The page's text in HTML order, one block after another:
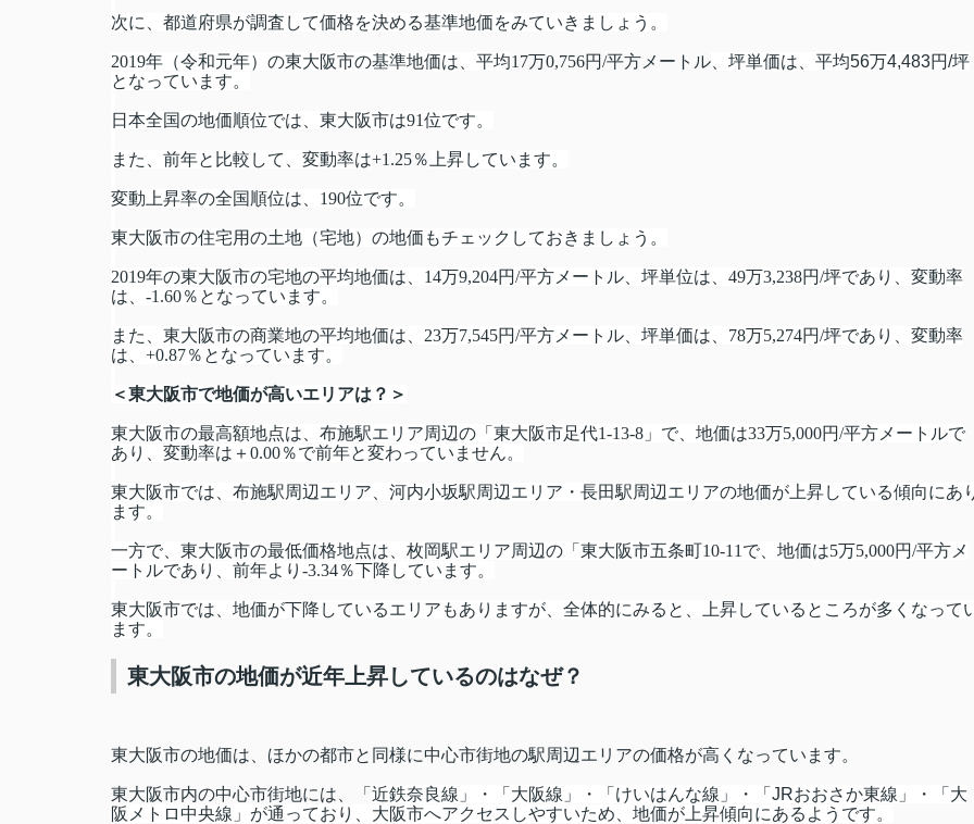
次に、都道府県が調査して価格を決める基準地価をみていきましょう。
2019年（令和元年）の東大阪市の基準地価は、平均17万0,756円/平方メートル 、坪単価は、平均56万4,483円/坪
となっています。
日本全国の地価順位では、東大阪市は91位です。
また、前年と比較して、変動率は+1.25％ 上昇しています。
変動上昇率の全国順位は、190位です。
東大阪市の住宅用の土地（宅地）の地価もチェックしておきましょう。
2019年の東大阪市の宅地の平均地価は、14万9,204円/平方メートル、坪単位は、49万3,238円/坪であり、変動率
は、-1.60％となっています。
また、東大阪市の商業地の平均地価は、23万7,545円/平方メートル、坪単価は、78万5,274円/坪であり、変動率
は、+0.87％となっています。
＜東大阪市で地価が高いエリアは？＞
東大阪市の最高額地点は、布施駅エリア周辺の「東大阪市足代1-13-8」で、地価は33万5,000円/平方メートルで
あり、変動率は＋0.00％で前年と変わっていません。
東大阪市では、布施駅周辺エリア、河内小坂駅周辺エリア・長田駅周辺エリアの地価が上昇している傾向にあ
ます。
一方で、東大阪市の最低価格地点は、枚岡駅エリア周辺の「東大阪市五条町10-11で、地価は5万5,000円/平方メ
ートルであり、前年より-3.34％下降しています。
東大阪市では、地価が下降しているエリアもありますが、全体的にみると、上昇しているところが多くなって
ます。
東大阪市の地価が近年上昇しているのはなぜ？
東大阪市の地価は、ほかの都市と同様に中心市街地の駅周辺エリアの価格が高くなっています。
東大阪市内の中心市街地には、「 近鉄奈良線」・「大阪線」・「けいはんな線」・「JRおおさか東線」・「大
阪メトロ中央線」が通っており、大阪市へアクセスしやすいため、地価が上昇傾向にあるようです。